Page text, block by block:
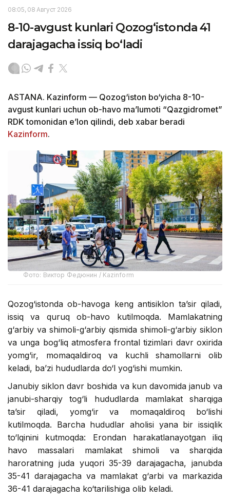
08:05, 08 Август 2026
8-10-avgust kunlari Qozog‘istonda 41
darajagacha issiq bo‘ladi
ASTANA. Kazinform — Qozog‘iston bo‘yicha 8-10-
avgust kunlari uchun ob-havo ma’lumoti “Qazgidromet”
RDK tomonidan e’lon qilindi, deb xabar beradi
Kazinform.
Фото: Виктор Федюнин / Kazinform
Qozog‘istonda ob-havoga keng antisiklon ta’sir qiladi,
issiq va quruq ob-havo kutilmoqda. Mamlakatning
g‘arbiy va shimoli-g‘arbiy qismida shimoli-g‘arbiy siklon
va unga bog‘liq atmosfera frontal tizimlari davr oxirida
yomg‘ir, momaqaldiroq va kuchli shamollarni olib
keladi, ba’zi hududlarda do‘l yog‘ishi mumkin.
Janubiy siklon davr boshida va kun davomida janub va
janubi-sharqiy tog‘li hududlarda mamlakat sharqiga
ta’sir qiladi, yomg‘ir va momaqaldiroq bo‘lishi
kutilmoqda. Barcha hududlar aholisi yana bir issiqlik
to‘lqinini kutmoqda: Erondan harakatlanayotgan iliq
havo massalari mamlakat shimoli va sharqida
haroratning juda yuqori 35-39 darajagacha, janubda
35-41 darajagacha va mamlakat g‘arbi va markazida
36-41 darajagacha ko‘tarilishiga olib keladi.